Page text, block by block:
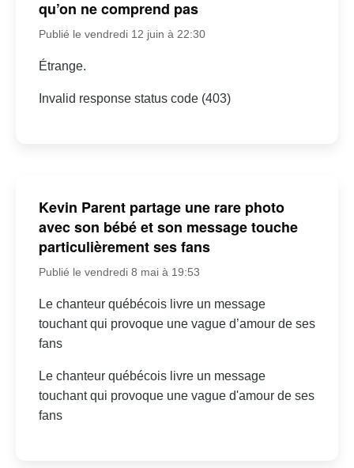
qu’on ne comprend pas
Publié le vendredi 12 juin à 22:30
Étrange.
Invalid response status code (403)
Kevin Parent partage une rare photo
avec son bébé et son message touche
particulièrement ses fans
Publié le vendredi 8 mai à 19:53
Le chanteur québécois livre un message
touchant qui provoque une vague d’amour de ses
fans
Le chanteur québécois livre un message
touchant qui provoque une vague d'amour de ses
fans